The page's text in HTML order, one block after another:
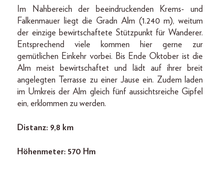
Im Nahbereich der beeindruckenden Krems- und
Falkenmauer liegt die Gradn Alm (1.240 m), weitum
der einzige bewirtschaftete Stützpunkt für Wanderer.
Entsprechend viele kommen hier gerne zur
gemütlichen Einkehr vorbei. Bis Ende Oktober ist die
Alm meist bewirtschaftet und lädt auf ihrer breit
angelegten Terrasse zu einer Jause ein. Zudem laden
im Umkreis der Alm gleich fünf aussichtsreiche Gipfel
ein, erklommen zu werden.
Distanz: 9,8 km
Höhenmeter: 570 Hm